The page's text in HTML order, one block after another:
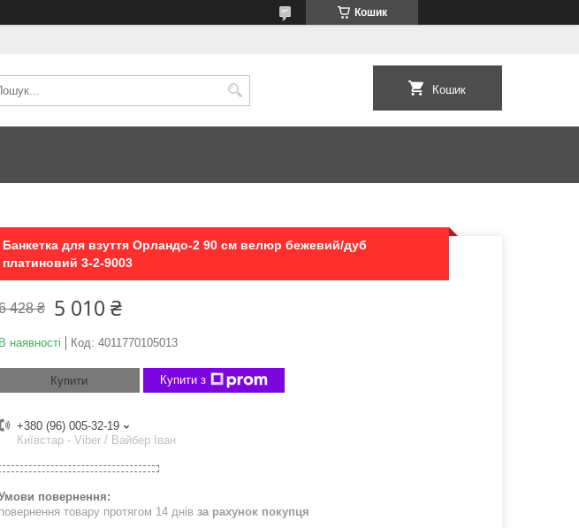
Кошик
Кошик
Банкетка для взуття Орландо-2 90 см велюр бежевий/дуб
платиновий 3-2-9003
428 ₴ 5 010 ₴
В наявності Код: 4011770105013
Купити Купити з
+380 (96) 005-32-19
Київстар - Viber / Вайбер Іван
повернення товару протягом 14 днів за рахунок покупця